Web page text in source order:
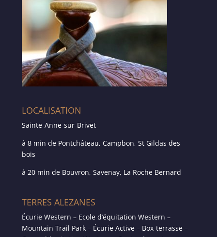
LOCALISATION
Sainte-Anne-sur-Brivet
à 8 min de Pontchâteau, Campbon, St Gildas des
bois
à 20 min de Bouvron, Savenay, La Roche Bernard
TERRES ALEZANES
Écurie Western – Ecole d’équitation Western –
Mountain Trail Park – Écurie Active – Box-terrasse –